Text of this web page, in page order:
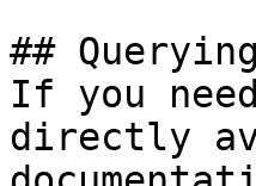
##
If you
directly